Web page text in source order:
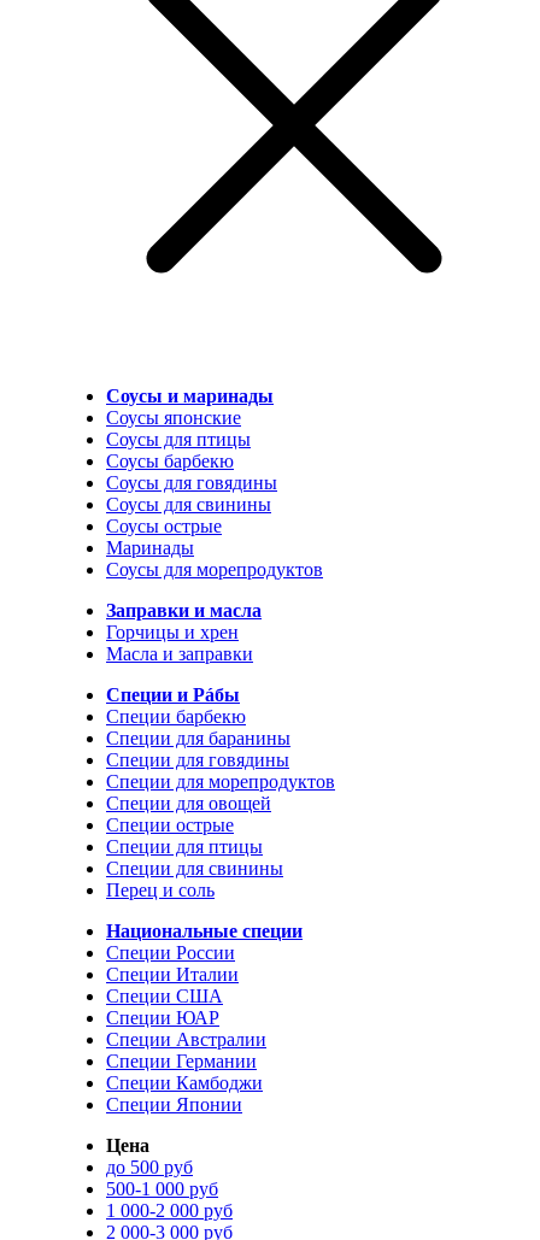
Соусы и маринады
Соусы японские
Соусы для птицы
Соусы барбекю
Соусы для говядины
Соусы для свинины
Соусы острые
Маринады
Соусы для морепродуктов
Заправки и масла
Горчицы и хрен
Масла и заправки
Специи и Рáбы
Специи барбекю
Специи для баранины
Специи для говядины
Специи для морепродуктов
Специи для овощей
Специи острые
Специи для птицы
Специи для свинины
Перец и соль
Национальные специи
Специи России
Специи Италии
Специи США
Специи ЮАР
Специи Австралии
Специи Германии
Специи Камбоджи
Специи Японии
Цена
до 500 руб
500-1 000 руб
1 000-2 000 руб
2 000-3 000 руб